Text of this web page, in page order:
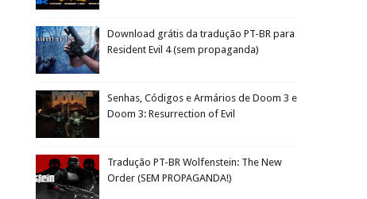
Download grátis da tradução PT-BR para
Resident Evil 4 (sem propaganda)
Senhas, Códigos e Armários de Doom 3 e
Doom 3: Resurrection of Evil
Tradução PT-BR Wolfenstein: The New
Order (SEM PROPAGANDA!)